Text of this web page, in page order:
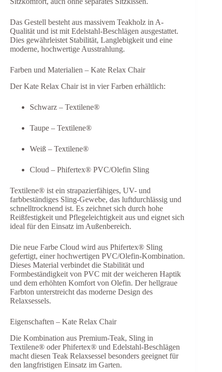
Das Gestell besteht aus massivem Teakholz in A-
Qualität und ist mit Edelstahl-Beschlägen ausgestattet.
Dies gewährleistet Stabilität, Langlebigkeit und eine
moderne, hochwertige Ausstrahlung.
Farben und Materialien – Kate Relax Chair
Der Kate Relax Chair ist in vier Farben erhältlich:
Schwarz – Textilene®
Taupe – Textilene®
Weiß – Textilene®
Cloud – Phifertex® PVC/Olefin Sling
Textilene® ist ein strapazierfähiges, UV- und
farbbeständiges Sling-Gewebe, das luftdurchlässig und
schnelltrocknend ist. Es zeichnet sich durch hohe
Reißfestigkeit und Pflegeleichtigkeit aus und eignet sich
ideal für den Einsatz im Außenbereich.
Die neue Farbe Cloud wird aus Phifertex® Sling
gefertigt, einer hochwertigen PVC/Olefin-Kombination.
Dieses Material verbindet die Stabilität und
Formbeständigkeit von PVC mit der weicheren Haptik
und dem erhöhten Komfort von Olefin. Der hellgraue
Farbton unterstreicht das moderne Design des
Relaxsessels.
Eigenschaften – Kate Relax Chair
Die Kombination aus Premium-Teak, Sling in
Textilene® oder Phifertex® und Edelstahl-Beschlägen
macht diesen Teak Relaxsessel besonders geeignet für
den langfristigen Einsatz im Garten.